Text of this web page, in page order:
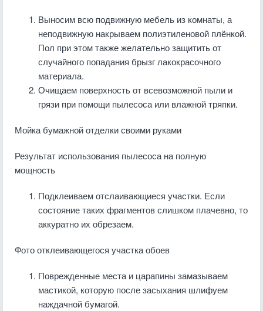
Выносим всю подвижную мебель из комнаты, а
неподвижную накрываем полиэтиленовой плёнкой.
Пол при этом также желательно защитить от
случайного попадания брызг лакокрасочного
материала.
Очищаем поверхность от всевозможной пыли и
грязи при помощи пылесоса или влажной тряпки.
Мойка бумажной отделки своими руками
Результат использования пылесоса на полную
мощность
Подклеиваем отслаивающиеся участки. Если
состояние таких фрагментов слишком плачевно, то
аккуратно их обрезаем.
Фото отклеивающегося участка обоев
Поврежденные места и царапины замазываем
мастикой, которую после засыхания шлифуем
наждачной бумагой.